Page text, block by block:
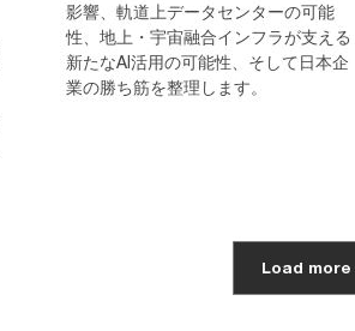
影響、軌道上データセンターの可能
性、地上・宇宙融合インフラが支える
新たなAI活用の可能性、そして日本企
業の勝ち筋を整理します。
Load more